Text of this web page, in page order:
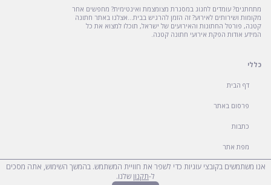
מתחתנים? עומדים לחגוג במסגרת מצומצמת ואינטימית? מחפשים אחר
מקומות ושירותים לאירוע? זה הזמן להרגיש בבית...אצלנו באתר חתונה
קטנה, פורטל החתונות והאירועים של ישראל, תוכלו למצוא את כל
המידע אודות הפקת אירועי חתונה קטנה.
כללי
דף הבית
פרסום באתר
כתבות
מפת אתר
הצהרת נגישות
אנו משתמשים בקובצי עוגיות כדי לשפר את חוויית המשתמש. בהמשך השימוש, אתה מסכים
ל-תקנוןשלנו.